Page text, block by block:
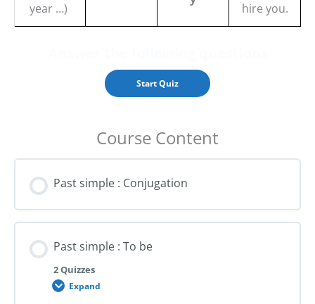
year …)
hire you.
Course Content
Past simple : Conjugation
Past simple : To be
2 Quizzes
Expand
Past